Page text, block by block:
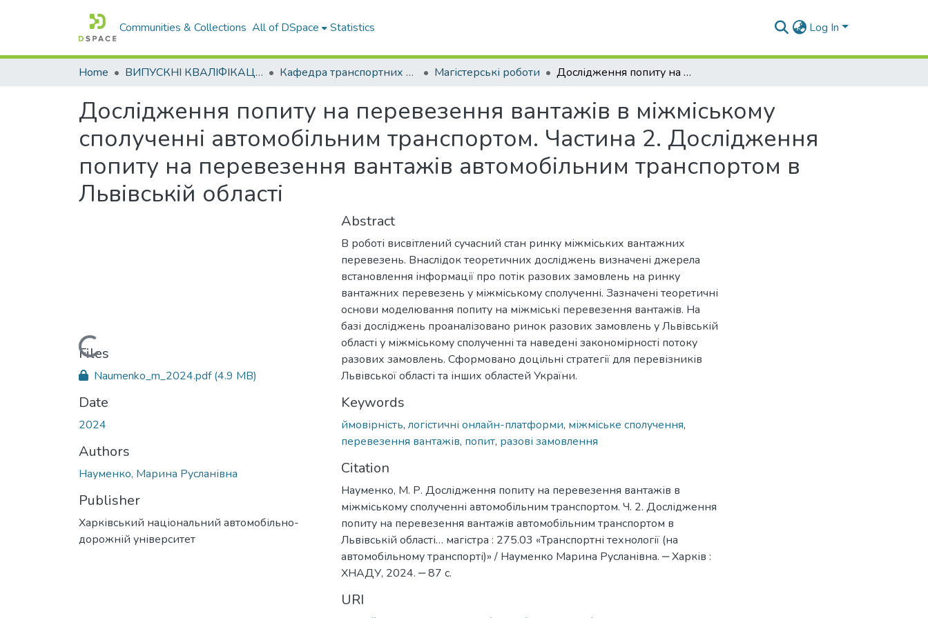
Communities & Collections All of DSpace Statistics Log In
Home ВИПУСКНІ КВАЛІФІКАЦІЙНІ РОБОТИ Кафедра транспортних систем і логістики Магістерські роботи Дослідження попиту на перевезення вантажів в міжміському сполученні автомобільним транспортом. Частина 2. Дослідження попиту на перевезення вантажів автомобільним транспортом в Львівській області
Дослідження попиту на перевезення вантажів в міжміському
сполученні автомобільним транспортом. Частина 2. Дослідження
попиту на перевезення вантажів автомобільним транспортом в
Львівській області
Loading...
Files
Naumenko_m_2024.pdf(4.9 MB)
Date
2024
Authors
Науменко, Марина Русланівна
Publisher
Харківський національний автомобільно-
дорожній університет
Abstract
В роботі висвітлений сучасний стан ринку міжміських вантажних
перевезень. Внаслідок теоретичних досліджень визначені джерела
встановлення інформації про потік разових замовлень на ринку
вантажних перевезень у міжміському сполученні. Зазначені теоретичні
основи моделювання попиту на міжміські перевезення вантажів. На
базі досліджень проаналізовано ринок разових замовлень у Львівській
області у міжміському сполученні та наведені закономірності потоку
разових замовлень. Сформовано доцільні стратегії для перевізників
Львівської області та інших областей України.
Keywords
ймовірність, логістичні онлайн-платформи, міжміське сполучення,
перевезення вантажів, попит, разові замовлення
Citation
Науменко, М. Р. Дослідження попиту на перевезення вантажів в
міжміському сполученні автомобільним транспортом. Ч. 2. Дослідження
попиту на перевезення вантажів автомобільним транспортом в
Львівській області… магістра : 275.03 «Транспортні технології (на
автомобільному транспорті)» / Науменко Марина Русланівна. ‒ Харків :
ХНАДУ, 2024. ‒ 87 с.
URI